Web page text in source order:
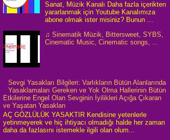
Sanat, Müzik Kanalı Daha fazla içerikten
yararlanmak için Youtube Kanalımıza
abone olmak ister misiniz? Bunun ...
♫ Sinematik Müzik, Bittersweet, SYBS,
Cinematic Music, Cinematic songs, ...
Sevgi Yasakları Bilgileri: Varlıkların Bütün Alanlarında
Yasaklamaları Gereken ve Yok Olma Hallerinin Bütün
Etkilerine Engel Olan Sevginin İyilikleri Açığa Çıkaran
ve Yaşatan Yasakları
AÇ GÖZLÜLÜK YASAKTIR Kendisine yetenlerle
yetinmeyerek ve hiç ihtiyacı olmadığı halde her zaman
daha da fazlasını istemekle ilgili olan olum...